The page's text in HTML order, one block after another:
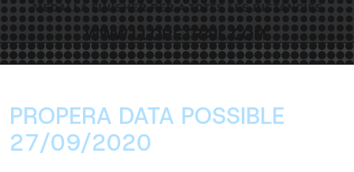
PROPERA DATA POSSIBLE
27/09/2020